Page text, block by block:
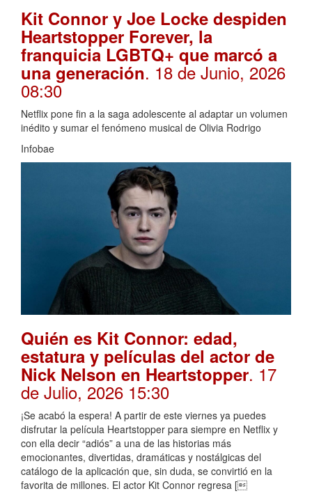
Kit Connor y Joe Locke despiden
Heartstopper Forever, la
franquicia LGBTQ+ que marcó a
una generación. 18 de Junio, 2026
08:30
Netflix pone fin a la saga adolescente al adaptar un volumen
inédito y sumar el fenómeno musical de Olivia Rodrigo
Infobae
Quién es Kit Connor: edad,
estatura y películas del actor de
Nick Nelson en Heartstopper. 17
de Julio, 2026 15:30
¡Se acabó la espera! A partir de este viernes ya puedes
disfrutar la película Heartstopper para siempre en Netflix y
con ella decir “adiós” a una de las historias más
emocionantes, divertidas, dramáticas y nostálgicas del
catálogo de la aplicación que, sin duda, se convirtió en la
favorita de millones. El actor Kit Connor regresa [